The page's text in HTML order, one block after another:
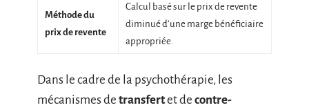
Méthode du
prix de revente
Calcul basé sur le prix de revente
diminué d’une marge bénéficiaire
appropriée.
Dans le cadre de la psychothérapie, les
mécanismes de transfertet de contre-